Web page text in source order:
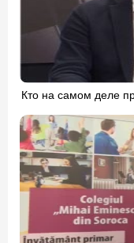
Кто на самом деле